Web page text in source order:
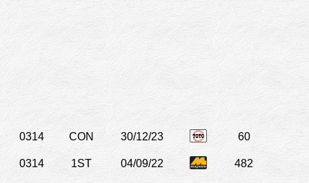
0314 CON 30/12/23 60
0314 1ST 04/09/22 482